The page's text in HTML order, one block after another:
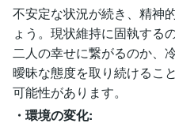
不安定な状況が続き、精神
ょう。現状維持に固執する
二人の幸せに繋がるのか、
曖昧な態度を取り続けるこ
可能性があります。
・環境の変化: